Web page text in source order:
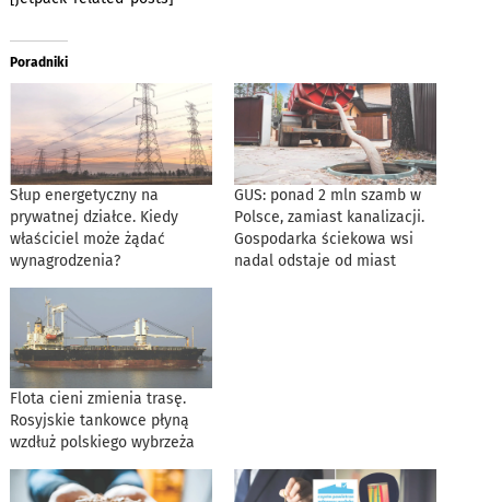
Poradniki
Słup energetyczny na
prywatnej działce. Kiedy
właściciel może żądać
wynagrodzenia?
GUS: ponad 2 mln szamb w
Polsce, zamiast kanalizacji.
Gospodarka ściekowa wsi
nadal odstaje od miast
Flota cieni zmienia trasę.
Rosyjskie tankowce płyną
wzdłuż polskiego wybrzeża